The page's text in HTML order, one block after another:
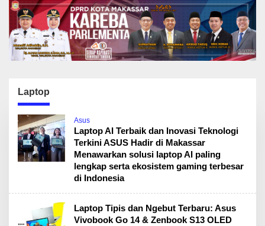
Laptop
Asus
Laptop AI Terbaik dan Inovasi Teknologi
Terkini ASUS Hadir di Makassar
Menawarkan solusi laptop AI paling
lengkap serta ekosistem gaming terbesar
di Indonesia
Laptop Tipis dan Ngebut Terbaru: Asus
Vivobook Go 14 & Zenbook S13 OLED